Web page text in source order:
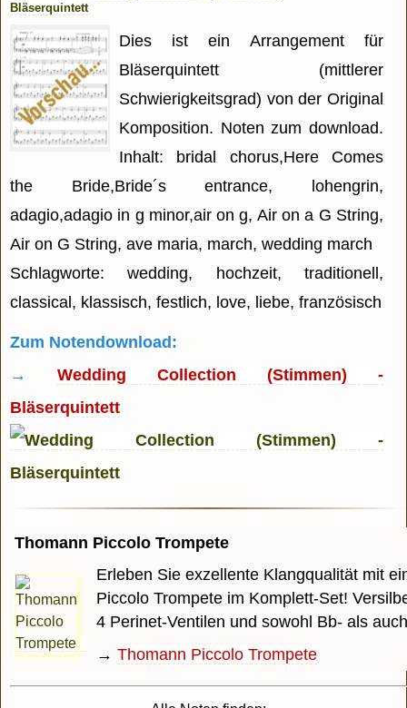
Bläserquintett
Dies ist ein Arrangement für
Bläserquintett (mittlerer
Schwierigkeitsgrad) von der Original
Komposition. Noten zum download.
Inhalt: bridal chorus,Here Comes
the Bride,Bride´s entrance, lohengrin,
adagio,adagio in g minor,air on g, Air on a G String,
Air on G String, ave maria, march, wedding march
Schlagworte: wedding, hochzeit, traditionell,
classical, klassisch, festlich, love, liebe, französisch
Zum Notendownload:
→ Wedding Collection (Stimmen) -
Bläserquintett
Thomann Piccolo Trompete
Erleben Sie exzellente Klangqualität mit
Piccolo Trompete im Komplett-Set!
4 Perinet-Ventilen und sowohl Bb- als
→ Thomann Piccolo Trompete